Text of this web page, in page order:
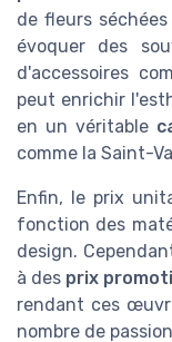
de fleurs
évoquer des
d'accessoires
peut enrichir
en un véritable
comme la Saint-
Enfin, le prix
fonction des
design.
à des prix
rendant ces
nombre de